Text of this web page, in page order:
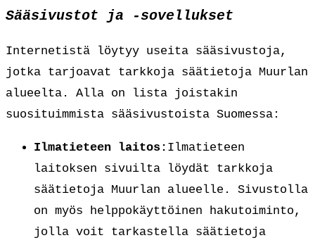
Sääsivustot ja -sovellukset
Internetistä löytyy useita sääsivustoja,
jotka tarjoavat tarkkoja säätietoja Muurlan
alueelta. Alla on lista joistakin
suosituimmista sääsivustoista Suomessa:
Ilmatieteen laitos: Ilmatieteen
laitoksen sivuilta löydät tarkkoja
säätietoja Muurlan alueelle. Sivustolla
on myös helppokäyttöinen hakutoiminto,
jolla voit tarkastella säätietoja